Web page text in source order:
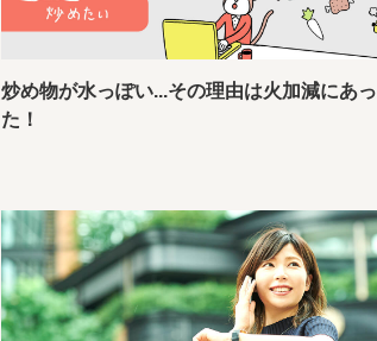
炒め物が水っぽい...その理由は火加減にあっ
た！